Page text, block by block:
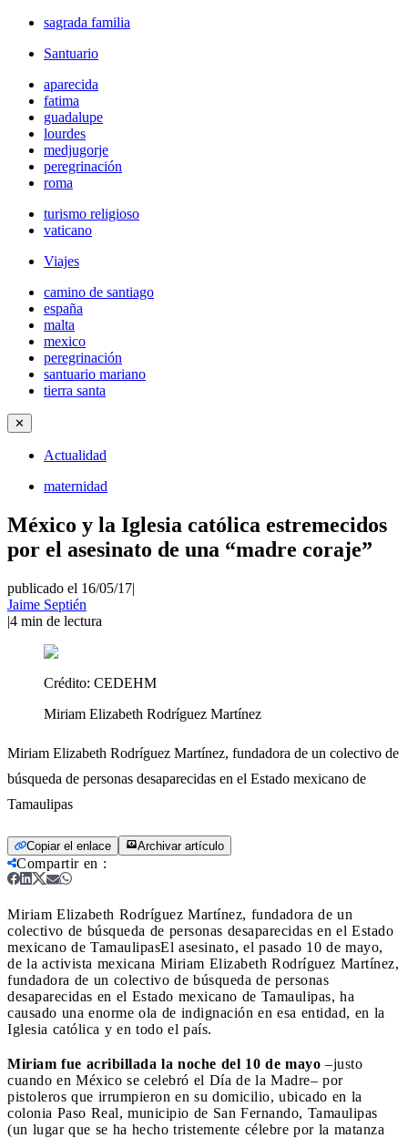
sagrada familia
Santuario
aparecida
fatima
guadalupe
lourdes
medjugorje
peregrinación
roma
turismo religioso
vaticano
Viajes
camino de santiago
españa
malta
mexico
peregrinación
santuario mariano
tierra santa
✕
Actualidad
maternidad
México y la Iglesia católica estremecidos
por el asesinato de una “madre coraje”
publicado el 16/05/17|
Jaime Septién
|4 min de lectura
Crédito: CEDEHM
Miriam Elizabeth Rodríguez Martínez
Miriam Elizabeth Rodríguez Martínez, fundadora de un colectivo de
búsqueda de personas desaparecidas en el Estado mexicano de
Tamaulipas
Copiar el enlace Archivar artículo
Compartir en :
Miriam Elizabeth Rodríguez Martínez, fundadora de un
colectivo de búsqueda de personas desaparecidas en el Estado
mexicano de TamaulipasEl asesinato, el pasado 10 de mayo,
de la activista mexicana Miriam Elizabeth Rodríguez Martínez,
fundadora de un colectivo de búsqueda de personas
desaparecidas en el Estado mexicano de Tamaulipas, ha
causado una enorme ola de indignación en esa entidad, en la
Iglesia católica y en todo el país.
Miriam fue acribillada la noche del 10 de mayo –justo
cuando en México se celebró el Día de la Madre– por
pistoleros que irrumpieron en su domicilio, ubicado en la
colonia Paso Real, municipio de San Fernando, Tamaulipas
(un lugar que se ha hecho tristemente célebre por la matanza